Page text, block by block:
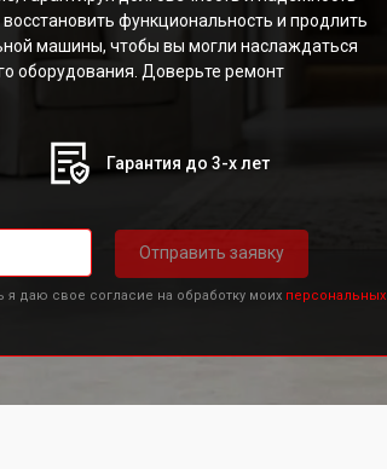
функциональность и продлить
машины, чтобы вы могли наслаждаться
оборудования. Доверьте ремонт
Гарантия до 3-х лет
Отправить заявку
я даю свое согласие на обработку моих персональных